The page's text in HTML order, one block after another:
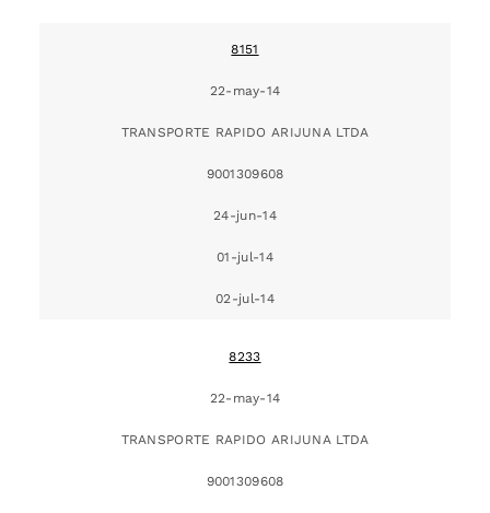
8151
22-may-14
TRANSPORTE RAPIDO ARIJUNA LTDA
9001309608
24-jun-14
01-jul-14
02-jul-14
8233
22-may-14
TRANSPORTE RAPIDO ARIJUNA LTDA
9001309608